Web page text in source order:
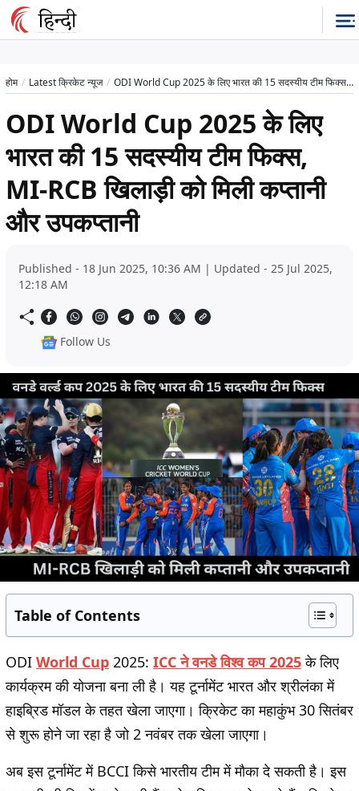
होम Latest क्रिकेट न्यूज ODI World Cup 2025 के लिए भारत की 15 सदस्यीय टीम फिक्स, MI-RCB खिलाड़ी को मिली कप्तानी और उपकप्तानी
ODI World Cup 2025 के लिए
भारत की 15 सदस्यीय टीम फिक्स,
MI-RCB खिलाड़ी को मिली कप्तानी
और उपकप्तानी
Published - 18 Jun 2025, 10:36 AM | Updated - 25 Jul 2025,
12:18 AM
Follow Us
Table of Contents
ODI World Cup 2025: ICC ने वनडे विश्व कप 2025के लिए
कार्यक्रम की योजना बना ली है। यह टूर्नामेंट भारत और श्रीलंका में
हाइब्रिड मॉडल के तहत खेला जाएगा। क्रिकेट का महाकुंभ 30 सितंबर
से शुरू होने जा रहा है जो 2 नवंबर तक खेला जाएगा।
अब इस टूर्नामेंट में BCCI किसे भारतीय टीम में मौका दे सकती है। इस